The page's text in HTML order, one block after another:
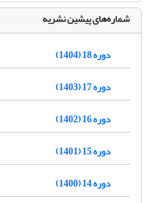
شماره‌های پیشین نشریه
دوره 18 (1404)
دوره 17 (1403)
دوره 16 (1402)
دوره 15 (1401)
دوره 14 (1400)